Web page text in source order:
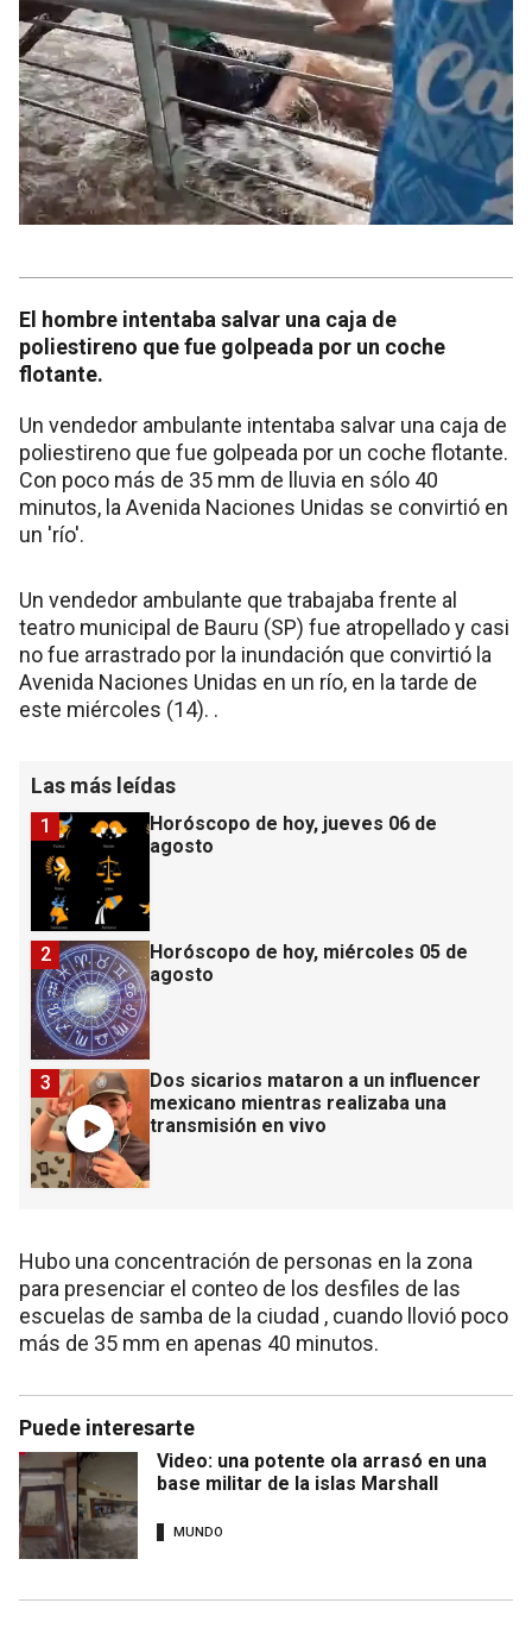
El hombre intentaba salvar una caja de
poliestireno que fue golpeada por un coche
flotante.
Un vendedor ambulante intentaba salvar una caja de
poliestireno que fue golpeada por un coche flotante.
Con poco más de 35 mm de lluvia en sólo 40
minutos, la Avenida Naciones Unidas se convirtió en
un 'río'.
Un vendedor ambulante que trabajaba frente al
teatro municipal de Bauru (SP) fue atropellado y casi
no fue arrastrado por la inundación que convirtió la
Avenida Naciones Unidas en un río, en la tarde de
este miércoles (14). .
Las más leídas
Horóscopo de hoy, jueves 06 de
agosto
1
Horóscopo de hoy, miércoles 05 de
agosto
2
Dos sicarios mataron a un influencer
mexicano mientras realizaba una
transmisión en vivo
3
Hubo una concentración de personas en la zona
para presenciar el conteo de los desfiles de las
escuelas de samba de la ciudad , cuando llovió poco
más de 35 mm en apenas 40 minutos.
Puede interesarte
Video: una potente ola arrasó en una
base militar de la islas Marshall
MUNDO